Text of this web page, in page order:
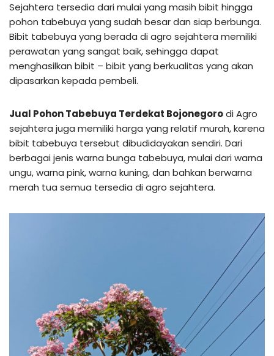
Sejahtera tersedia dari mulai yang masih bibit hingga
pohon tabebuya yang sudah besar dan siap berbunga.
Bibit tabebuya yang berada di agro sejahtera memiliki
perawatan yang sangat baik, sehingga dapat
menghasilkan bibit – bibit yang berkualitas yang akan
dipasarkan kepada pembeli.
Jual Pohon Tabebuya Terdekat Bojonegorodi Agro
sejahtera juga memiliki harga yang relatif murah, karena
bibit tabebuya tersebut dibudidayakan sendiri. Dari
berbagai jenis warna bunga tabebuya, mulai dari warna
ungu, warna pink, warna kuning, dan bahkan berwarna
merah tua semua tersedia di agro sejahtera.